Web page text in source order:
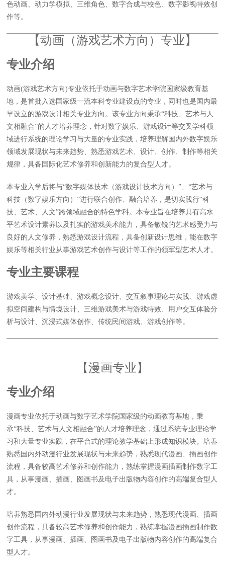
色动画、动力学模拟、三维角色、数字合成与校色、数字影视特效创
作等。
【动画（游戏艺术方向）专业】
专业介绍
动画(游戏艺术方向)专业依托于动画与数字艺术学院国家级教育基
地，是首批入选国家级一流本科专业建设点的专业，同时也是国内最
早设立的游戏设计相关专业方向。该专业方向秉承“科技、艺术与人
文相融合”的人才培养理念，针对数字娱乐、游戏设计等交叉学科领
域进行系统的理论学习与大量的专业实践，培养理解国内外数字娱乐
领域发展现状与未来趋势、熟悉游戏艺术、设计、创作、制作等相关
规律，具备国际化艺术修养和创新能力的复合型人才。
本专业入学后将与“数字媒体技术（游戏设计技术方向）”、“艺术与
科技（数字娱乐方向）”进行联合创作、融合培养，是切实践行“科
技、艺术、人文”跨领域融合的特色学科。本专业旨在培养具有高水
平艺术设计素养以及扎实的游戏美术能力，具备敏锐的艺术感受力与
良好的人文修养，熟悉游戏设计流程，具备创新设计思维，能在数字
娱乐等相关行业从事游戏艺术创作与设计等工作的领军型艺术人才。
专业主要课程
游戏美学、设计基础、游戏概念设计、交互叙事理论与实践、游戏虚
拟空间建构与情境设计、三维游戏美术与游戏特效、用户交互体验分
析与设计、沉浸式媒体创作、传统民间游戏、游戏创作等。
【漫画专业】
专业介绍
漫画专业依托于动画与数字艺术学院国家级的动画教育基地，秉
承“科技、艺术与人文相融合”的人才培养理念，通过系统专业理论学
习和大量专业实践，在平台式的理论教学基础上形成知识模块。培养
熟悉国内外动漫行业发展现状与未来趋势，熟悉现代漫画、插画创作
流程，具备较高艺术修养和创作能力，熟练掌握漫画插画制作数字工
具，从事漫画、插画、图画书及电子出版物内容创作的高端复合型人
才。
培养熟悉国内外动漫行业发展现状与未来趋势，熟悉现代漫画、插画
创作流程，具备较高艺术修养和创作能力，熟练掌握漫画插画制作数
字工具，从事漫画、插画、图画书及电子出版物内容创作的高端复合
型人才。